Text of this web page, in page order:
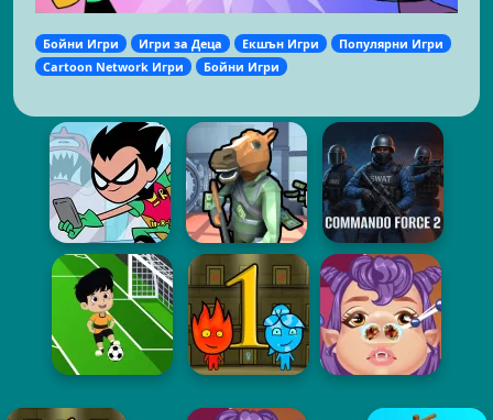
Бойни Игри Игри за Деца Екшън Игри
Популярни Игри
Cartoon Network Игри
Бойни Игри